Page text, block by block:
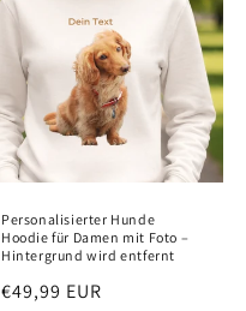
Personalisierter Hunde
Hoodie für Damen mit Foto –
Hintergrund wird entfernt
Regular
€49,99 EUR